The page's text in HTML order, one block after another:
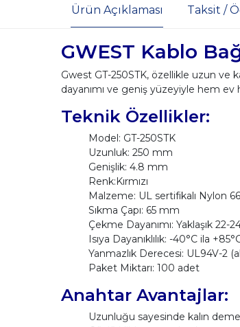
Ürün Açıklaması Taksit /
GWEST Kablo
Gwest GT-250STK, özellikle uzun ve
dayanımı ve geniş yüzeyiyle hem
Teknik Özellikler:
Model: GT-250STK
Uzunluk: 250 mm
Genişlik: 4.8 mm
Renk:Kırmızı
Malzeme: UL sertifikalı Nylon 66
Sıkma Çapı: 65 mm
Çekme Dayanımı: Yaklaşık 22-
Isıya Dayanıklılık: -40°C ila
Yanmazlık Derecesi: UL94V-2
Paket Miktarı: 100 adet
Anahtar Avantajlar:
Uzunluğu sayesinde kalın